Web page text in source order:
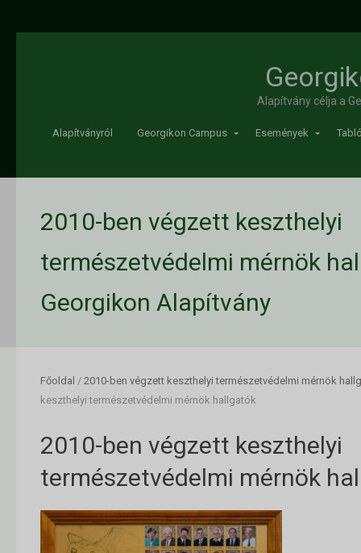
Alapítvány célja a
Alapítványról Georgikon Campus Események
2010-ben végzett keszthelyi
természetvédelmi mérnök
Georgikon Alapítvány
Főoldal / 2010-ben végzett keszthelyi természetvédelmi mérnök
keszthelyi természetvédelmi mérnök hallgatók
2010-ben végzett keszthelyi
természetvédelmi mérnök